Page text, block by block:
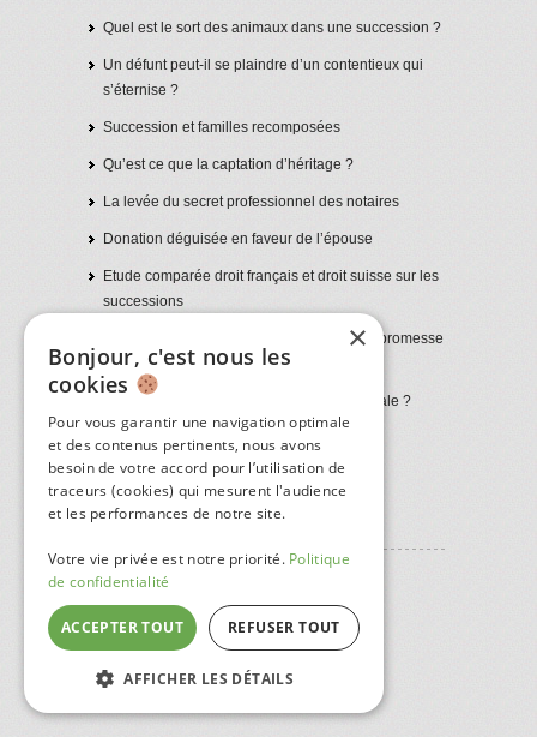
Quel est le sort des animaux dans une succession ?
Un défunt peut-il se plaindre d’un contentieux qui
s’éternise ?
Succession et familles recomposées
Qu’est ce que la captation d’héritage ?
La levée du secret professionnel des notaires
Donation déguisée en faveur de l’épouse
Etude comparée droit français et droit suisse sur les
successions
Annulation d’une donation d’un bien avec promesse
de vente
Comment sortir d’une indivision successorale ?
Donner dans la famille : erreurs juridiques
fréquentes et litiges successoraux
×
Bonjour, c'est nous les
cookies
Pour vous garantir une navigation optimale
et des contenus pertinents, nous avons
besoin de votre accord pour l’utilisation de
traceurs (cookies) qui mesurent l'audience
et les performances de notre site.
Votre vie privée est notre priorité. Politique
de confidentialité
ACCEPTER TOUT REFUSER TOUT
AFFICHER LES DÉTAILS
STRICTEMENT NÉCESSAIRES